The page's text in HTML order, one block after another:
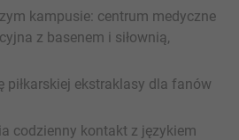
kampusie: centrum medyczne
z basenem i siłownią,
piłkarskiej ekstraklasy dla fanów
codzienny kontakt z językiem